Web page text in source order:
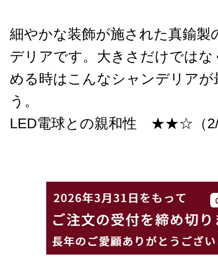
細やかな装飾が施された真鍮製
デリアです。大きさだけではな
める時はこんなシャンデリアが
う。
LED電球との親和性 ★★☆（